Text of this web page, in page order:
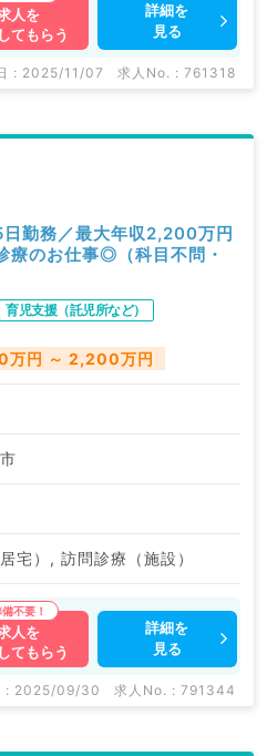
人を
てもらう
詳細を
見る
: 2025/11/07 求人No. : 761318
勤務／最大年収2,200万円
のお仕事◎（科目不問・
育児支援（託児所など）
万円 ～ 2,200万円
宅）, 訪問診療（施設）
人を
てもらう
詳細を
見る
: 2025/09/30 求人No. : 791344